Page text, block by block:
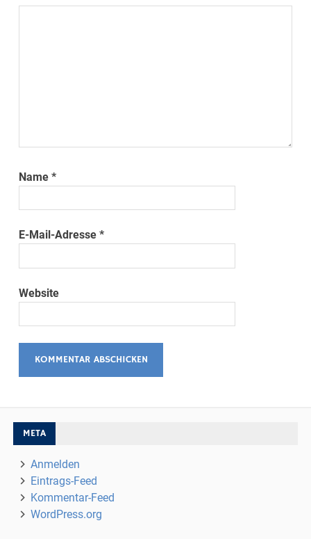
Name*
E-Mail-Adresse*
Website
META
Anmelden
Eintrags-Feed
Kommentar-Feed
WordPress.org